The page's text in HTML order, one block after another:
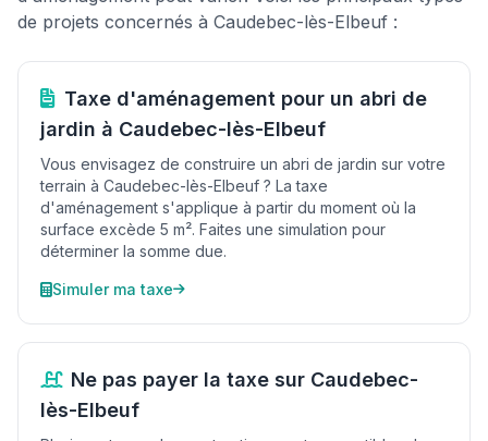
de projets concernés à Caudebec-lès-Elbeuf :
Taxe d'aménagement pour un abri de
jardin à Caudebec-lès-Elbeuf
Vous envisagez de construire un abri de jardin sur votre
terrain à Caudebec-lès-Elbeuf ? La taxe
d'aménagement s'applique à partir du moment où la
surface excède 5 m². Faites une simulation pour
déterminer la somme due.
Simuler ma taxe
Ne pas payer la taxe sur Caudebec-
lès-Elbeuf